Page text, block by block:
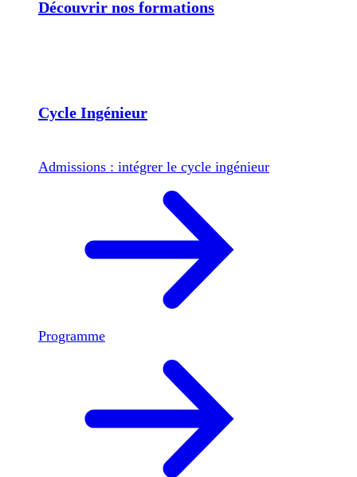
Découvrir nos formations
Cycle Ingénieur
Admissions : intégrer le cycle ingénieur
Programme